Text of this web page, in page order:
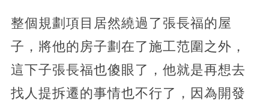
整個規劃項目居然繞過了張長福的屋
子，將他的房子劃在了施工范圍之外，
這下子張長福也傻眼了，他就是再想去
找人提拆遷的事情也不行了，因為開發